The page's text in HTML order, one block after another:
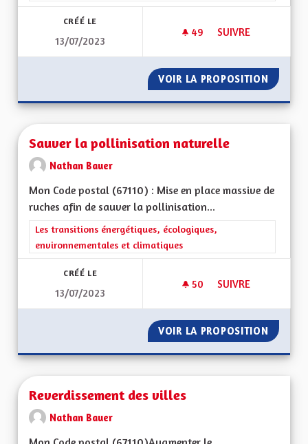
CRÉÉ LE
13/07/2023
49 49 ABONNÉS
SUIVRE
VOIR LA PROPOSITION
Sauver la pollinisation naturelle
Nathan Bauer
Mon Code postal (67110) : Mise en place massive de
ruches afin de sauver la pollinisation...
Filtrer les résultats de la catégorie : Les transitions
Les transitions énergétiques, écologiques,
environnementales et climatiques
CRÉÉ LE
13/07/2023
50 50 ABONNÉS
SUIVRE
VOIR LA PROPOSITION
Reverdissement des villes
Nathan Bauer